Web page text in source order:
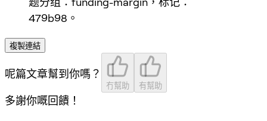
479b98。
複製連結
呢篇文章幫到你嗎？
冇幫助 有幫助
多謝你嘅回饋！